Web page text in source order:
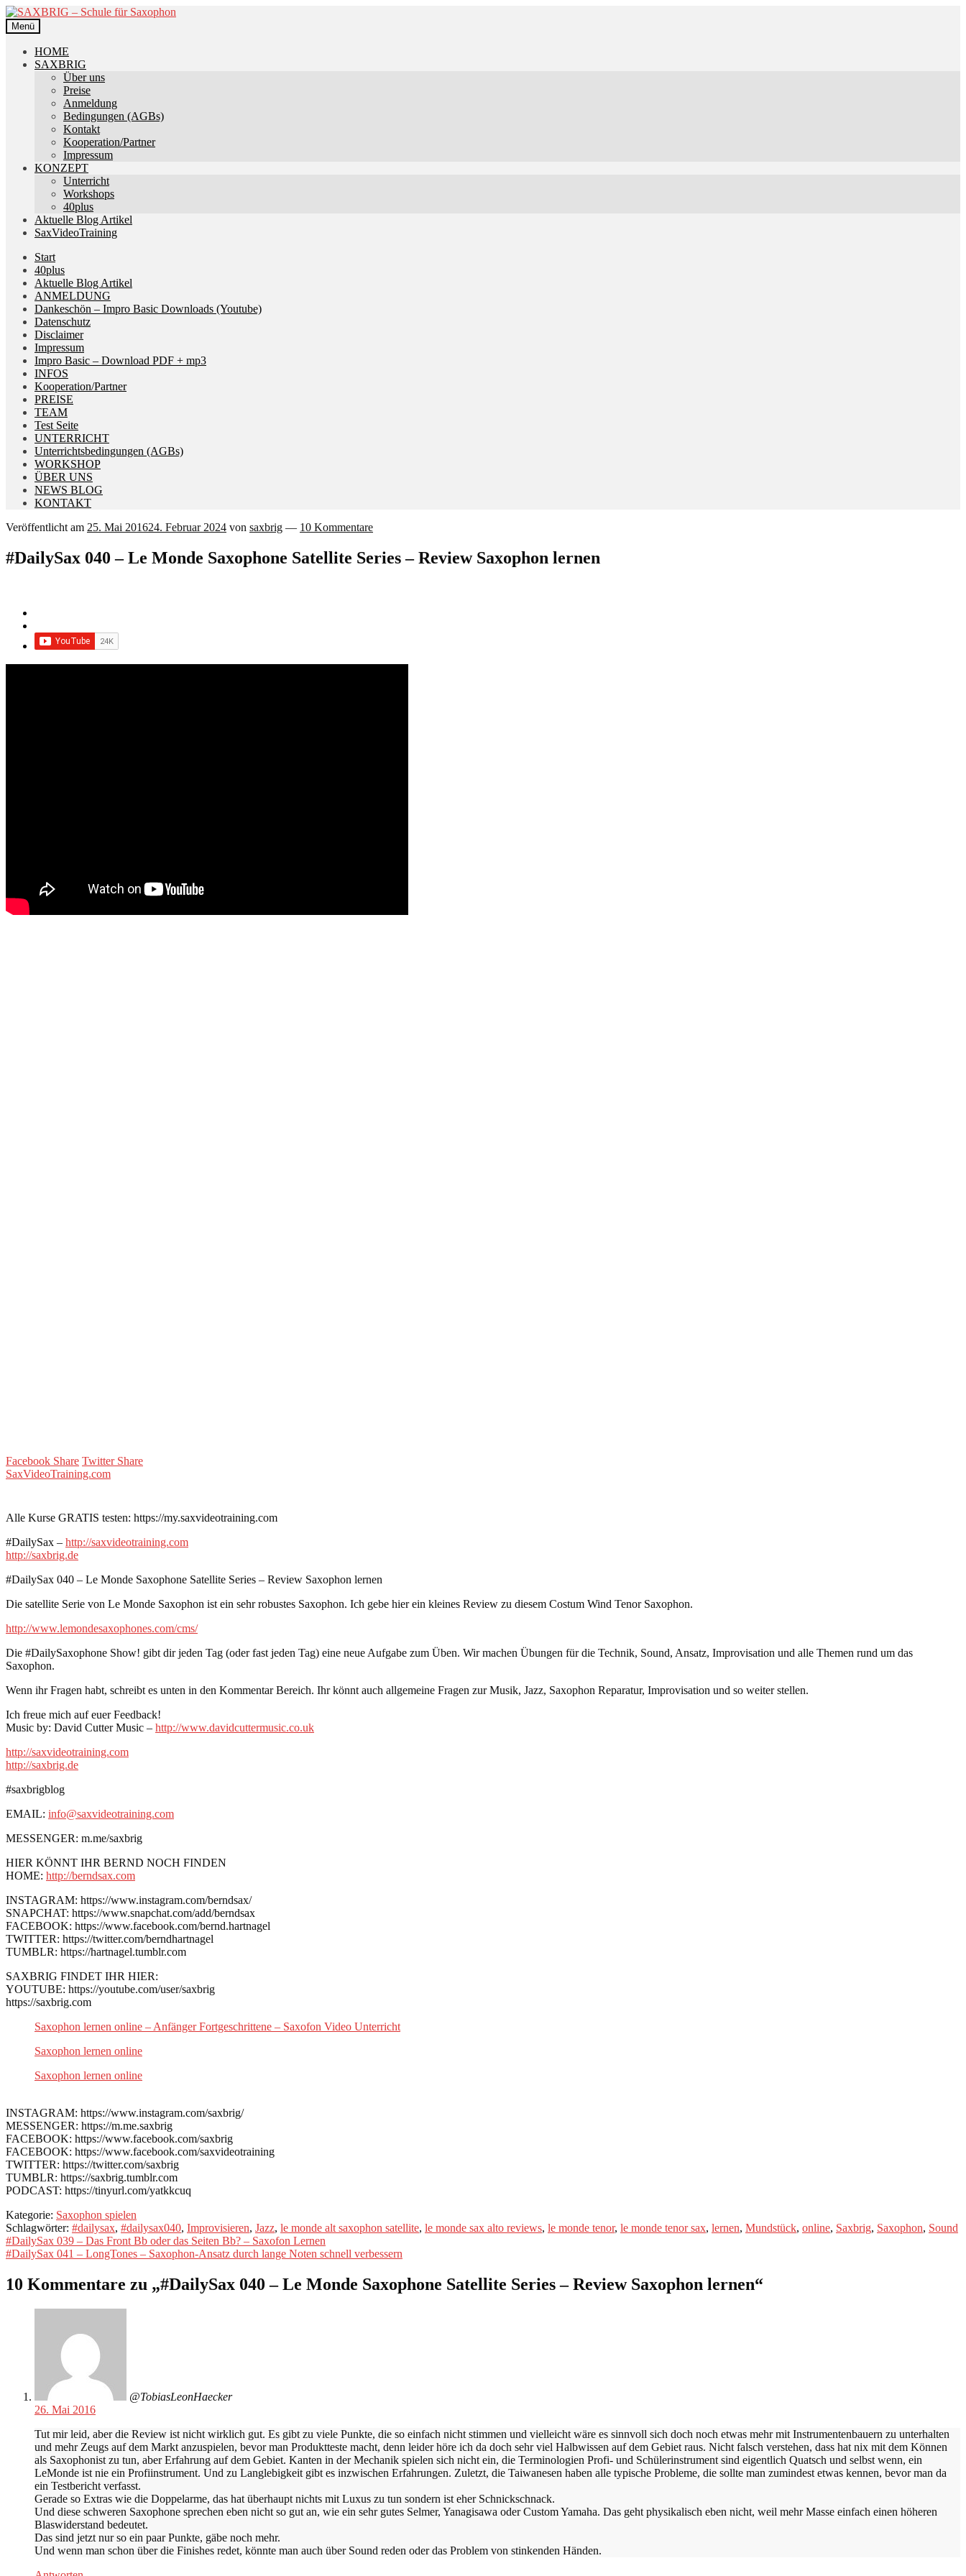
Zur
Navigation
springen
Zum
Inhalt
springen
Menü
HOME
SAXBRIG
Über uns
Preise
Anmeldung
Bedingungen (AGBs)
Kontakt
Kooperation/Partner
Impressum
KONZEPT
Unterricht
Workshops
40plus
Aktuelle Blog Artikel
SaxVideoTraining
Start
40plus
Aktuelle Blog Artikel
ANMELDUNG
Dankeschön – Impro Basic Downloads (Youtube)
Datenschutz
Disclaimer
Impressum
Impro Basic – Download PDF + mp3
INFOS
Kooperation/Partner
PREISE
TEAM
Test Seite
UNTERRICHT
Unterrichtsbedingungen (AGBs)
WORKSHOP
ÜBER UNS
NEWS BLOG
KONTAKT
Veröffentlicht am 25. Mai 201624. Februar 2024 von saxbrig — 10 Kommentare
#DailySax 040 – Le Monde Saxophone Satellite Series – Review Saxophon lernen
Facebook Share Twitter Share
SaxVideoTraining.com
Alle Kurse GRATIS testen: https://my.saxvideotraining.com
#DailySax – http://saxvideotraining.com
http://saxbrig.de
#DailySax 040 – Le Monde Saxophone Satellite Series – Review Saxophon lernen
Die satellite Serie von Le Monde Saxophon ist ein sehr robustes Saxophon. Ich gebe hier ein kleines Review zu diesem Costum Wind Tenor Saxophon.
http://www.lemondesaxophones.com/cms/
Die #DailySaxophone Show! gibt dir jeden Tag (oder fast jeden Tag) eine neue Aufgabe zum Üben. Wir machen Übungen für die Technik, Sound, Ansatz, Improvisation und alle Themen rund um das
Saxophon.
Wenn ihr Fragen habt, schreibt es unten in den Kommentar Bereich. Ihr könnt auch allgemeine Fragen zur Musik, Jazz, Saxophon Reparatur, Improvisation und so weiter stellen.
Ich freue mich auf euer Feedback!
Music by: David Cutter Music – http://www.davidcuttermusic.co.uk
http://saxvideotraining.com
http://saxbrig.de
#saxbrigblog
EMAIL: info@saxvideotraining.com
MESSENGER: m.me/saxbrig
HIER KÖNNT IHR BERND NOCH FINDEN
HOME: http://berndsax.com
INSTAGRAM: https://www.instagram.com/berndsax/
SNAPCHAT: https://www.snapchat.com/add/berndsax
FACEBOOK: https://www.facebook.com/bernd.hartnagel
TWITTER: https://twitter.com/berndhartnagel
TUMBLR: https://hartnagel.tumblr.com
SAXBRIG FINDET IHR HIER:
YOUTUBE: https://youtube.com/user/saxbrig
https://saxbrig.com
Saxophon lernen online – Anfänger Fortgeschrittene – Saxofon Video Unterricht
Saxophon lernen online
Saxophon lernen online
INSTAGRAM: https://www.instagram.com/saxbrig/
MESSENGER: https://m.me.saxbrig
FACEBOOK: https://www.facebook.com/saxbrig
FACEBOOK: https://www.facebook.com/saxvideotraining
TWITTER: https://twitter.com/saxbrig
TUMBLR: https://saxbrig.tumblr.com
PODCAST: https://tinyurl.com/yatkkcuq
Kategorie: Saxophon spielen
Schlagwörter: #dailysax, #dailysax040, Improvisieren, Jazz, le monde alt saxophon satellite, le monde sax alto reviews, le monde tenor, le monde tenor sax, lernen, Mundstück, online, Saxbrig, Saxophon, Sound
Beitragsnavigation
Vorheriger
Beitrag:
#DailySax 039 – Das Front Bb oder das Seiten Bb? – Saxofon Lernen
Nächster
#DailySax 041 – LongTones – Saxophon-Ansatz durch lange Noten schnell verbessern
10 Kommentare zu „#DailySax 040 – Le Monde Saxophone Satellite Series – Review Saxophon lernen“
@TobiasLeonHaecker
26. Mai 2016
Tut mir leid, aber die Review ist nicht wirklich gut. Es gibt zu viele Punkte, die so einfach nicht stimmen und vielleicht wäre es sinnvoll sich doch noch etwas mehr mit Instrumentenbauern zu unterhalten
und mehr Zeugs auf dem Markt anzuspielen, bevor man Produktteste macht, denn leider höre ich da doch sehr viel Halbwissen auf dem Gebiet raus. Nicht falsch verstehen, dass hat nix mit dem Können
als Saxophonist zu tun, aber Erfahrung auf dem Gebiet. Kanten in der Mechanik spielen sich nicht ein, die Terminologien Profi- und Schülerinstrument sind eigentlich Quatsch und selbst wenn, ein
LeMonde ist nie ein Profiinstrument. Und zu Langlebigkeit gibt es inzwischen Erfahrungen. Zuletzt, die Taiwanesen haben alle typische Probleme, die sollte man zumindest etwas kennen, bevor man da
ein Testbericht verfasst.
Gerade so Extras wie die Doppelarme, das hat überhaupt nichts mit Luxus zu tun sondern ist eher Schnickschnack.
Und diese schweren Saxophone sprechen eben nicht so gut an, wie ein sehr gutes Selmer, Yanagisawa oder Custom Yamaha. Das geht physikalisch eben nicht, weil mehr Masse einfach einen höheren
Blaswiderstand bedeutet.
Das sind jetzt nur so ein paar Punkte, gäbe noch mehr.
Und wenn man schon über die Finishes redet, könnte man auch über Sound reden oder das Problem von stinkenden Händen.